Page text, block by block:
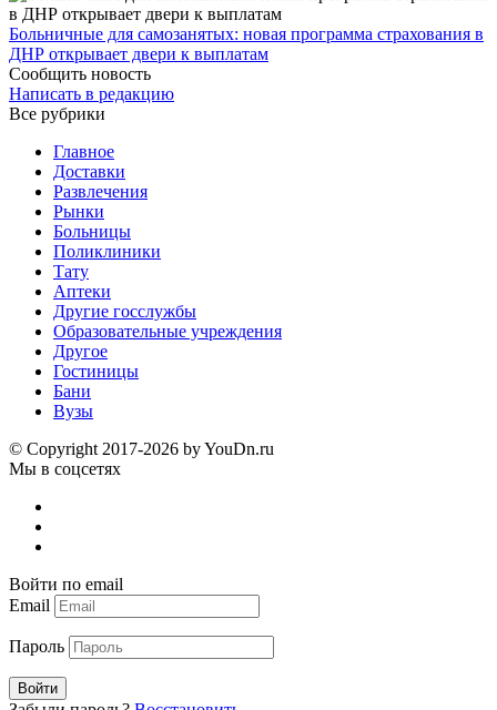
Больничные для самозанятых: новая программа страхования в
ДНР открывает двери к выплатам
Сообщить новость
Написать в редакцию
Все рубрики
Главное
Доставки
Развлечения
Рынки
Больницы
Поликлиники
Тату
Аптеки
Другие госслужбы
Образовательные учреждения
Другое
Гостиницы
Бани
Вузы
© Copyright 2017-2026 by YouDn.ru
Мы в соцсетях
Войти по email
Email
Пароль
Войти